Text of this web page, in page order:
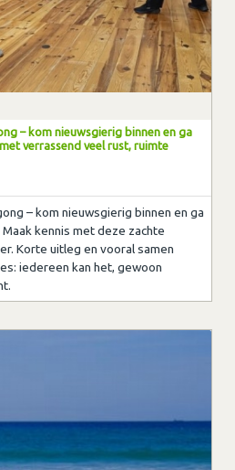
– kom nieuwsgierig binnen en ga
verrassend veel rust, ruimte
– kom nieuwsgierig binnen en ga
kennis met deze zachte
Korte uitleg en vooral samen
iedereen kan het, gewoon